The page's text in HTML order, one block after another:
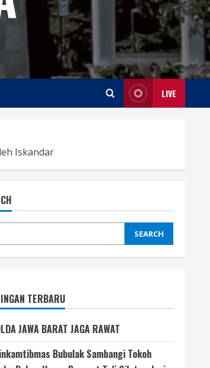
LIVE
Iskandar
SEARCH
TERBARU
JAWA BARAT JAGA RAWAT
Bubulak Sambangi Tokoh